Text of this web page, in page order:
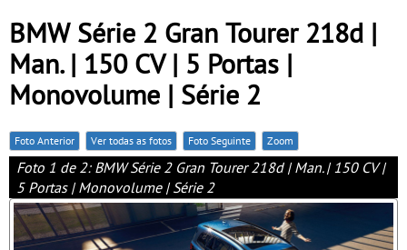
BMW Série 2 Gran Tourer 218d |
Man. | 150 CV | 5 Portas |
Monovolume | Série 2
Foto Anterior Ver todas as fotos Foto Seguinte Zoom
Foto 1 de 2: BMW Série 2 Gran Tourer 218d | Man. | 150 CV |
5 Portas | Monovolume | Série 2